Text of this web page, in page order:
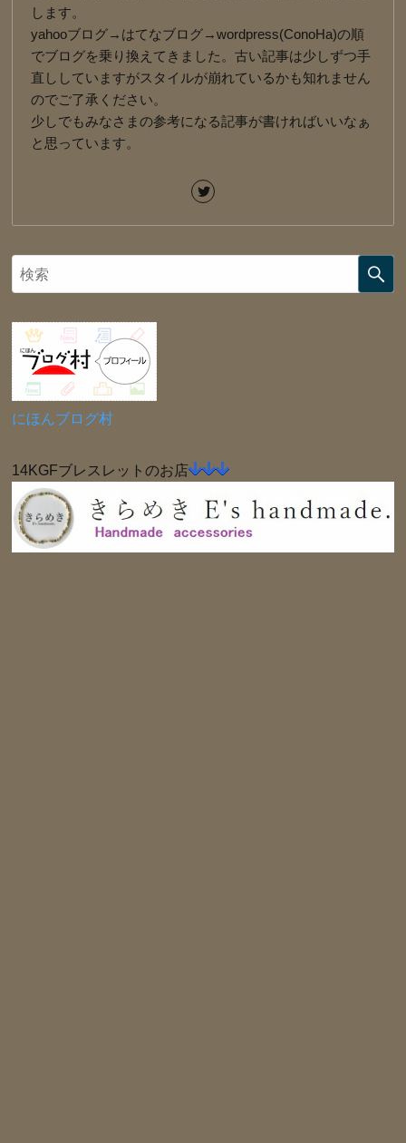
します。
yahooブログ→はてなブログ→wordpress(ConoHa)の順
でブログを乗り換えてきました。古い記事は少しずつ手
直ししていますがスタイルが崩れているかも知れません
のでご了承ください。
少しでもみなさまの参考になる記事が書ければいいなぁ
と思っています。
にほんブログ村
14KGFブレスレットのお店